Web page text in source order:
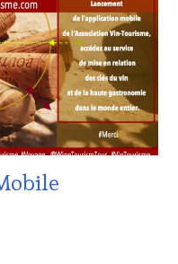
avant